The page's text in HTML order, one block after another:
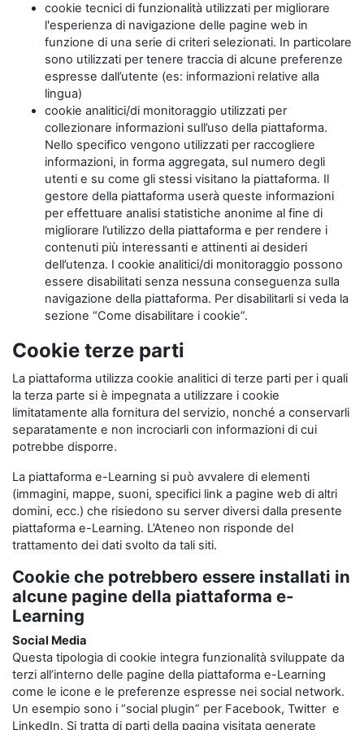
cookie tecnici di funzionalità utilizzati per migliorare
l'esperienza di navigazione delle pagine web in
funzione di una serie di criteri selezionati. In particolare
sono utilizzati per tenere traccia di alcune preferenze
espresse dall’utente (es: informazioni relative alla
lingua)
cookie analitici/di monitoraggio utilizzati per
collezionare informazioni sull’uso della piattaforma.
Nello specifico vengono utilizzati per raccogliere
informazioni, in forma aggregata, sul numero degli
utenti e su come gli stessi visitano la piattaforma. Il
gestore della piattaforma userà queste informazioni
per effettuare analisi statistiche anonime al fine di
migliorare l’utilizzo della piattaforma e per rendere i
contenuti più interessanti e attinenti ai desideri
dell’utenza. I cookie analitici/di monitoraggio possono
essere disabilitati senza nessuna conseguenza sulla
navigazione della piattaforma. Per disabilitarli si veda la
sezione “Come disabilitare i cookie”.
Cookie terze parti
La piattaforma utilizza cookie analitici di terze parti per i quali
la terza parte si è impegnata a utilizzare i cookie
limitatamente alla fornitura del servizio, nonché a conservarli
separatamente e non incrociarli con informazioni di cui
potrebbe disporre.
La piattaforma e-Learning si può avvalere di elementi
(immagini, mappe, suoni, specifici link a pagine web di altri
domini, ecc.) che risiedono su server diversi dalla presente
piattaforma e-Learning. L’Ateneo non risponde del
trattamento dei dati svolto da tali siti.
Cookie che potrebbero essere installati in
alcune pagine della piattaforma e-
Learning
Social Media
Questa tipologia di cookie integra funzionalità sviluppate da
terzi all’interno delle pagine della piattaforma e-Learning
come le icone e le preferenze espresse nei social network.
Un esempio sono i “social plugin” per Facebook, Twitter e
LinkedIn. Si tratta di parti della pagina visitata generate